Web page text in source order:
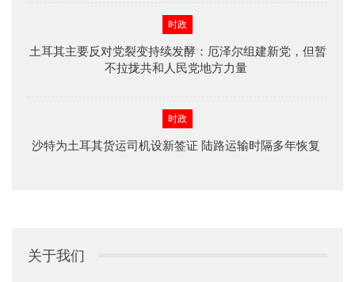
时政
土耳其主要反对党裂变持续发酵：厄泽尔组建新党，但暂
不拉拢共和人民党地方力量
时政
沙特为土耳其货运司机设新签证 陆路运输时隔多年恢复
关于我们